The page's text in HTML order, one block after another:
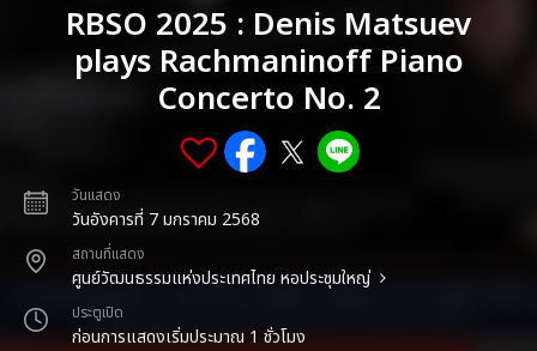
RBSO 2025 : Denis Matsuev
plays Rachmaninoff Piano
Concerto No. 2
วันแสดง
วันอังคารที่ 7 มกราคม 2568
สถานที่แสดง
ศูนย์วัฒนธรรมแห่งประเทศไทย หอประชุมใหญ่
ประตูเปิด
ก่อนการแสดงเริ่มประมาณ 1 ชั่วโมง